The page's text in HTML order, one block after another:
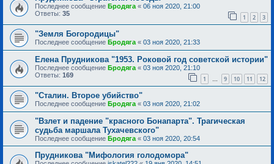
Последнее сообщение Бродяга« 06 ноя 2020, 21:00
Ответы: 35 1 2 3
"Земля Богородицы"
Последнее сообщение Бродяга « 03 ноя 2020, 21:33
Елена Прудникова "1953. Роковой год советской истории"
Последнее сообщение Бродяга « 03 ноя 2020, 21:10
Ответы: 169 1 … 9 10 11 12
"Сталин. Второе убийство"
Последнее сообщение Бродяга « 03 ноя 2020, 21:02
"Взлет и падение "красного Бонапарта". Трагическая
судьба маршала Тухачевского"
Последнее сообщение Бродяга « 03 ноя 2020, 20:54
Прудникова "Мифология голодомора"